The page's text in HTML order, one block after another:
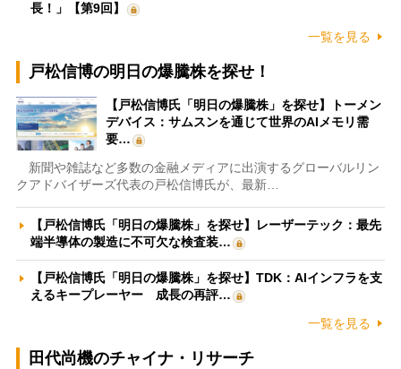
長！」【第9回】
一覧を見る
戸松信博の明日の爆騰株を探せ！
【戸松信博氏「明日の爆騰株」を探せ】トーメン
デバイス：サムスンを通じて世界のAIメモリ需
要…
新聞や雑誌など多数の金融メディアに出演するグローバルリン
クアドバイザーズ代表の戸松信博氏が、最新…
【戸松信博氏「明日の爆騰株」を探せ】レーザーテック：最先
端半導体の製造に不可欠な検査装…
【戸松信博氏「明日の爆騰株」を探せ】TDK：AIインフラを支
えるキープレーヤー 成長の再評…
一覧を見る
田代尚機のチャイナ・リサーチ